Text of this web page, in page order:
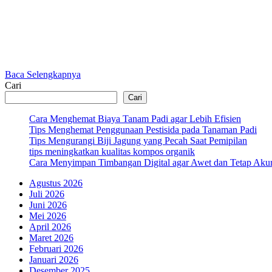
Baca Selengkapnya
Cari
Cari
Cara Menghemat Biaya Tanam Padi agar Lebih Efisien
Tips Menghemat Penggunaan Pestisida pada Tanaman Padi
Tips Mengurangi Biji Jagung yang Pecah Saat Pemipilan
tips meningkatkan kualitas kompos organik
Cara Menyimpan Timbangan Digital agar Awet dan Tetap
Agustus 2026
Juli 2026
Juni 2026
Mei 2026
April 2026
Maret 2026
Februari 2026
Januari 2026